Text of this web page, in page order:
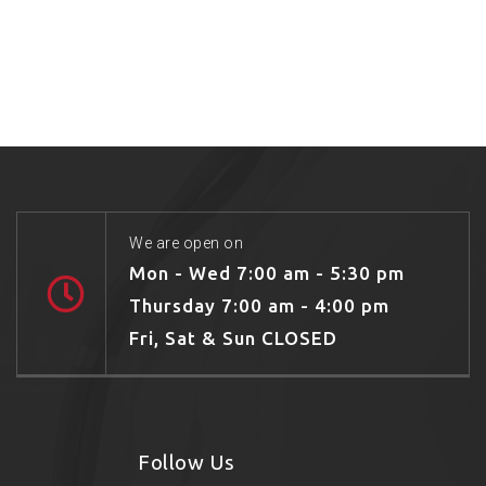
We are open on
Mon - Wed 7:00 am - 5:30 pm
Thursday 7:00 am - 4:00 pm
Fri, Sat & Sun CLOSED
Follow Us